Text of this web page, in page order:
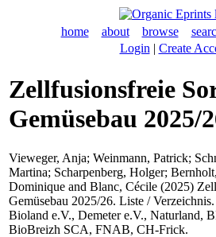
home about browse
Login | Create
Zellfusionsfreie
Gemüsebau 2025/
Vieweger, Anja; Weinmann, Patrick;
Martina; Scharpenberg, Holger;
Dominique and Blanc, Cécile (2025)
Gemüsebau 2025/26. Liste /
Bioland e.V., Demeter e.V., Naturland,
BioBreizh SCA, FNAB, CH-Frick.